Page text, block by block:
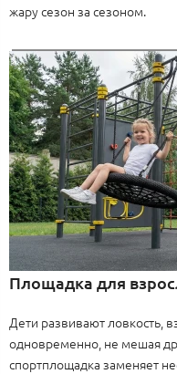
жару сезон за сезоном.
Площадка для
Дети развивают ловкость,
одновременно, не мешая
спортплощадка заменяет